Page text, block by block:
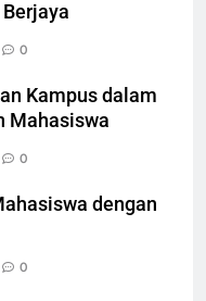
0
Kampus dalam
Mahasiswa
0
dengan
0